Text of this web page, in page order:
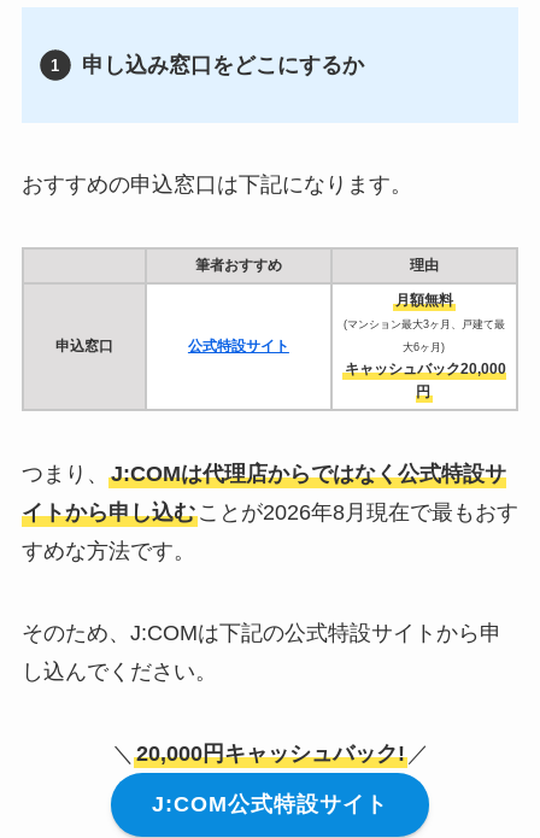
申し込み窓口をどこにするか
おすすめの申込窓口は下記になります。
筆者おすすめ 理由
申込窓口 公式特設サイト
月額無料
(マンション最大3ヶ月、戸建て最
大6ヶ月)
キャッシュバック20,000
円
つまり、 J:COMは代理店からではなく公式特設サ
イトから申し込むことが2026年8月現在で最もおす
すめな方法です。
そのため、J:COMは下記の公式特設サイトから申
し込んでください。
＼ 20,000円キャッシュバック!／
J:COM公式特設サイト